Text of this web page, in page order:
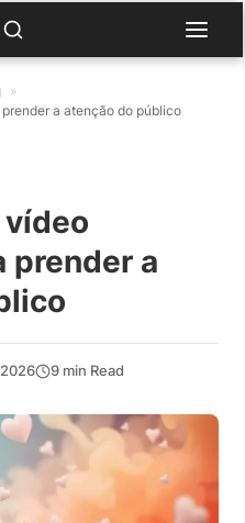
»
a atenção do público
prender a
9 min Read